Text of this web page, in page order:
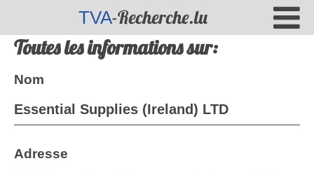
TVA-Recherche.lu
Toutes les informations sur:
Nom
Essential Supplies (Ireland) LTD
Adresse